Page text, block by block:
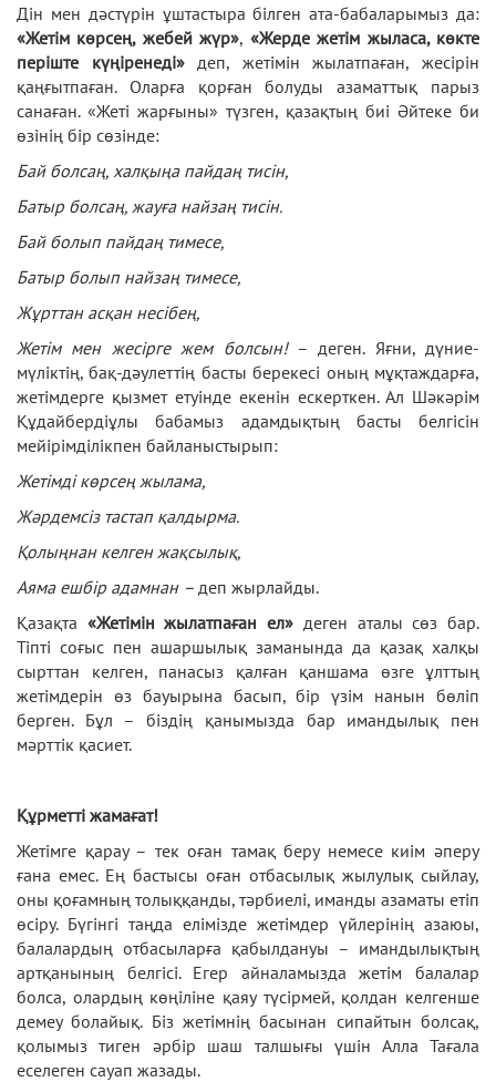
Дін мен дәстүрін ұштастыра білген ата-бабаларымыз да:
«Жетім көрсең, жебей жүр», «Жерде жетім жыласа, көкте
періште күңіренеді»деп, жетімін жылатпаған, жесірін
қаңғытпаған. Оларға қорған болуды азаматтық парыз
санаған. «Жеті жарғыны» түзген, қазақтың биі Әйтеке би
өзінің бір сөзінде:
Бай болсаң, халқыңа пайдаң тисін,
Батыр болсаң, жауға найзаң тисін.
Бай болып пайдаң тимесе,
Батыр болып найзаң тимесе,
Жұрттан асқан несібең,
Жетім мен жесірге жем болсын!– деген. Яғни, дүние-
мүліктің, бақ-дәулеттің басты берекесі оның мұқтаждарға,
жетімдерге қызмет етуінде екенін ескерткен. Ал Шәкәрім
Құдайбердіұлы бабамыз адамдықтың басты белгісін
мейірімділікпен байланыстырып:
Жетімді көрсең жылама,
Жәрдемсіз тастап қалдырма.
Қолыңнан келген жақсылық,
Аяма ешбір адамнан – деп жырлайды.
Қазақта «Жетімін жылатпаған ел» деген аталы сөз бар.
Тіпті соғыс пен ашаршылық заманында да қазақ халқы
сырттан келген, панасыз қалған қаншама өзге ұлттың
жетімдерін өз бауырына басып, бір үзім нанын бөліп
берген. Бұл – біздің қанымызда бар имандылық пен
мәрттік қасиет.
Құрметті жамағат!
Жетімге қарау – тек оған тамақ беру немесе киім әперу
ғана емес. Ең бастысы оған отбасылық жылулық сыйлау,
оны қоғамның толыққанды, тәрбиелі, иманды азаматы етіп
өсіру. Бүгінгі таңда елімізде жетімдер үйлерінің азаюы,
балалардың отбасыларға қабылдануы – имандылықтың
артқанының белгісі. Егер айналамызда жетім балалар
болса, олардың көңіліне қаяу түсірмей, қолдан келгенше
демеу болайық. Біз жетімнің басынан сипайтын болсақ,
қолымыз тиген әрбір шаш талшығы үшін Алла Тағала
еселеген сауап жазады.